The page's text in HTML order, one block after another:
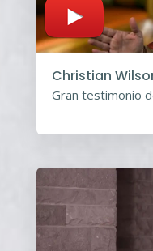
Christian
Gran testimonio